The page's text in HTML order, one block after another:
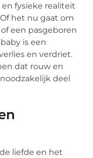
fysieke realiteit
het nu gaat om
een pasgeboren
is een
en verdriet.
dat rouw en
deel
liefde en het